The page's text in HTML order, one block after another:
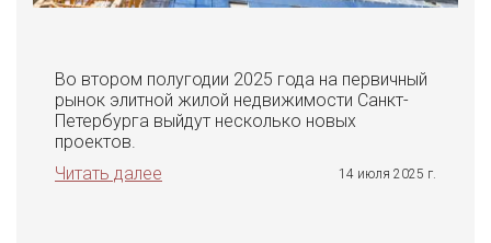
Во втором полугодии 2025 года на первичный
рынок элитной жилой недвижимости Санкт-
Петербурга выйдут несколько новых
проектов.
Читать далее
14 июля 2025 г.